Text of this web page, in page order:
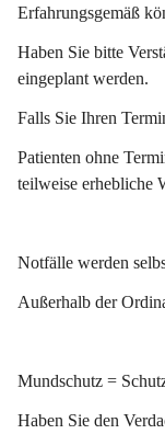
Erfahrungsgemäß
Haben Sie bitte
eingeplant werden.
Falls Sie Ihren
Patienten ohne
teilweise erhebliche
Notfälle werden
Außerhalb der
Mundschutz =
Haben Sie den